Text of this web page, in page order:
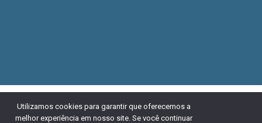
© 2026 Aliança Bike.
Esta obra está licenciada
com uma Licença Creative Commons Atribuição 4.0
Utilizamos cookies para garantir que oferecemos a
melhor experiência em nosso site. Se você continuar